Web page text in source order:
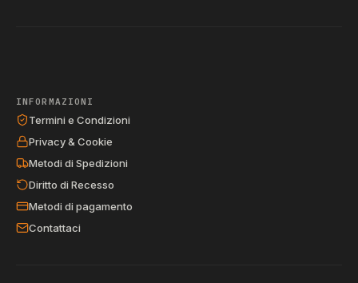
INFORMAZIONI
Termini e Condizioni
Privacy & Cookie
Metodi di Spedizioni
Diritto di Recesso
Metodi di pagamento
Contattaci